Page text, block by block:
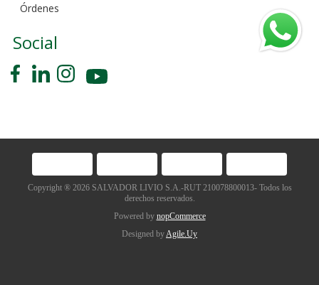
Órdenes
Social
Copyright ® 2026 SALVADOR LIVIO S.A.-RUT 210078800013- Todos los
derechos reservados.
Powered by nopCommerce
Designed byAgile.Uy